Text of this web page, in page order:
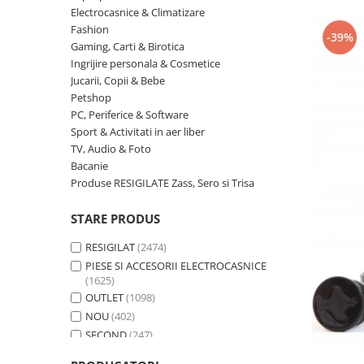
Curatenie si intretinere
Decoratiuni
Hobby-uri creative
Iluminat & Electrice
Kit-uri automatizari porti si usi
Mobila dormitor
Mobila gradina & terasa
Mobila Living & Dining
Scule electrice si unelte
Silicon, spume si solutii tehnice
Sisteme Incalzire
Textile si covoare
Electrocasnice & Climatizare
Fashion
Gaming, Carti & Birotica
Ingrijire personala & Cosmetice
Jucarii, Copii & Bebe
Petshop
PC, Periferice & Software
Sport & Activitati in aer liber
TV, Audio & Foto
Bacanie
Produse RESIGILATE Zass, Sero si Trisa
STARE PRODUS
RESIGILAT(2474)
PIESE SI ACCESORII ELECTROCASNICE
(1625)
OUTLET(1098)
NOU(402)
SECOND(247)
-39%